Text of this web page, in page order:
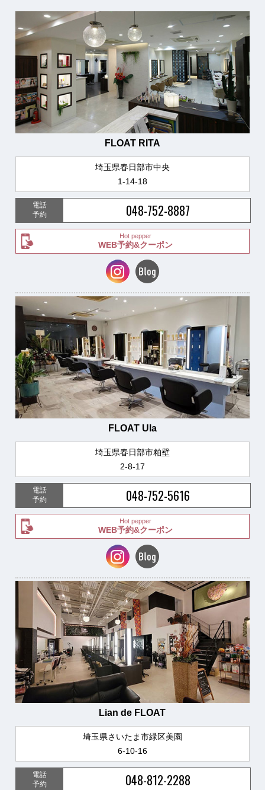
FLOAT RITA
埼玉県春日部市中央
1-14-18
電話
予約
048-752-8887
Hot pepper
WEB予約&クーポン
FLOAT Ula
埼玉県春日部市粕壁
2-8-17
電話
予約
048-752-5616
Hot pepper
WEB予約&クーポン
Lian de FLOAT
埼玉県さいたま市緑区美園
6-10-16
電話
予約
048-812-2288